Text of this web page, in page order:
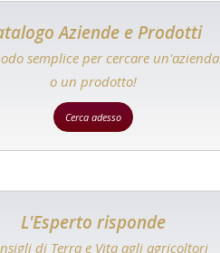
Aziende e Prodotti
semplice per cercare un'azienda
o un prodotto!
Cerca adesso
L'Esperto risponde
di Terra e Vita agli agricoltori